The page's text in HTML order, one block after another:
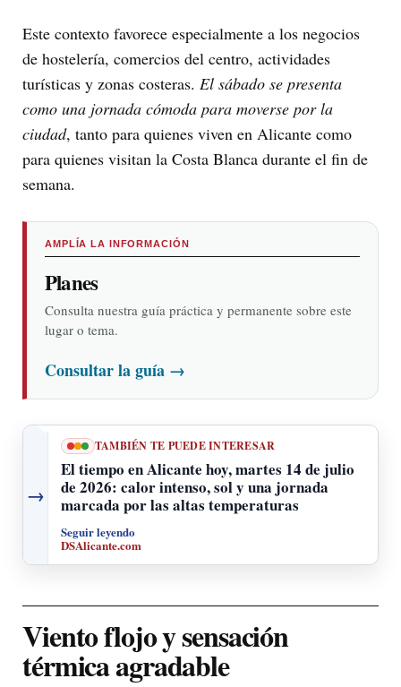
Este contexto favorece especialmente a los negocios
de hostelería, comercios del centro, actividades
turísticas y zonas costeras. El sábado se presenta
como una jornada cómoda para moverse por la
ciudad, tanto para quienes viven en Alicante como
para quienes visitan la Costa Blanca durante el fin de
semana.
AMPLÍA LA INFORMACIÓN
Planes
Consulta nuestra guía práctica y permanente sobre este
lugar o tema.
Consultar la guía →
→
TAMBIÉN TE PUEDE INTERESAR
El tiempo en Alicante hoy, martes 14 de julio
de 2026: calor intenso, sol y una jornada
marcada por las altas temperaturas
Seguir leyendo
DSAlicante.com
Viento flojo y sensación
térmica agradable